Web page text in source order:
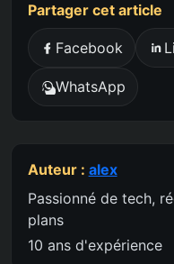
Partager cet article
Facebook
WhatsApp
Auteur : alex
Passionné de tech,
plans
10 ans d'expérience